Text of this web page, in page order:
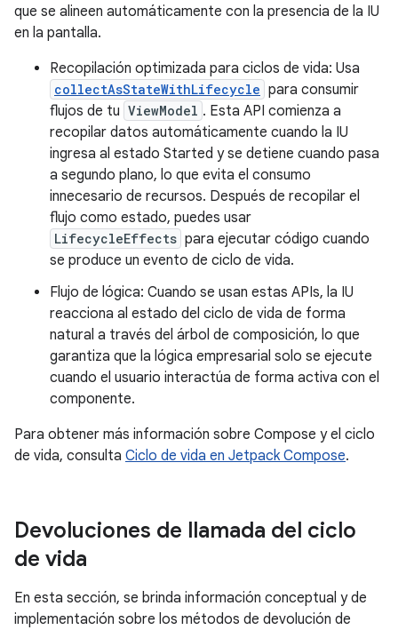
que se alineen automáticamente con la presencia de la IU
en la pantalla.
Recopilación optimizada para ciclos de vida: Usa
collectAsStateWithLifecycle para consumir
flujos de tu ViewModel . Esta API comienza a
recopilar datos automáticamente cuando la IU
ingresa al estado Started y se detiene cuando pasa
a segundo plano, lo que evita el consumo
innecesario de recursos. Después de recopilar el
flujo como estado, puedes usar
LifecycleEffects para ejecutar código cuando
se produce un evento de ciclo de vida.
Flujo de lógica: Cuando se usan estas APIs, la IU
reacciona al estado del ciclo de vida de forma
natural a través del árbol de composición, lo que
garantiza que la lógica empresarial solo se ejecute
cuando el usuario interactúa de forma activa con el
componente.
Para obtener más información sobre Compose y el ciclo
de vida, consulta Ciclo de vida en Jetpack Compose.
Devoluciones de llamada del ciclo
de vida
En esta sección, se brinda información conceptual y de
implementación sobre los métodos de devolución de